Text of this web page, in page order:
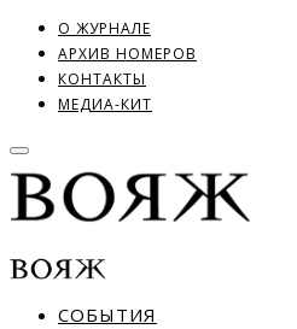
О ЖУРНАЛЕ
АРХИВ НОМЕРОВ
КОНТАКТЫ
МЕДИА-КИТ
СОБЫТИЯ